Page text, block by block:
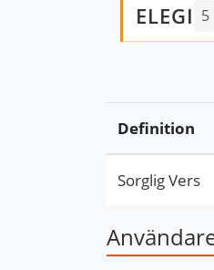
ELEGI 5
Definition
Sorglig Vers